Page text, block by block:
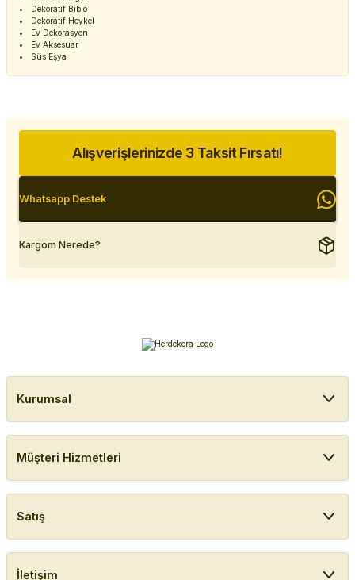
Dekoratif Biblo
Dekoratif Heykel
Ev Dekorasyon
Ev Aksesuar
Süs Eşya
Alışverişlerinizde 3 Taksit Fırsatı!
Whatsapp Destek
Kargom Nerede?
Kurumsal
Müşteri Hizmetleri
Satış
İletişim